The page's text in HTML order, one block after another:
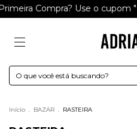
Use o cupom
Início . BAZAR . RASTEIRA